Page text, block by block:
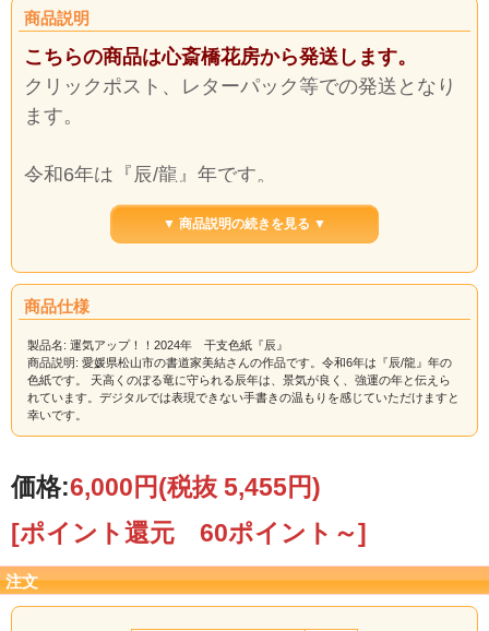
商品説明
こちらの商品は心斎橋花房から発送します。
クリックポスト、レターパック等での発送となり
ます。
令和6年は『辰/龍』年です。
天高くのぼる竜に守られる辰年は、景気が良く、
新年から干支を飾ると縁起が良いと言われていま
す。
ご家庭の玄関に、また、ご商売の縁起物としてい
かがでしょうか。
笑顔溢れる一年になりますよう想いを込めて執筆
させていただきます。
年末特別価格にてご提供させていただきますの
手書きの温もりを感じていただけますと幸いで
▼ 商品説明の続きを見る ▼
商品仕様
製品名: 運気アップ！！2024年 干支色紙『辰』
商品説明: 愛媛県松山市の書道家美結さんの作品です。令和6年は『辰/龍』年の
色紙です。 天高くのぼる竜に守られる辰年は、景気が良く、強運の年と伝えら
れています。デジタルでは表現できない手書きの温もりを感じていただけますと
幸いです。
価格:6,000円(税抜 5,455円)
[ポイント還元 60ポイント～]
注文